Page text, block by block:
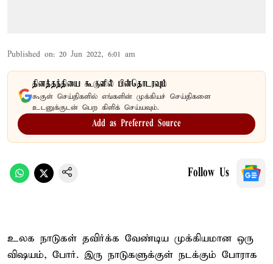
Published on: 20 Jun 2022, 6:01 am
தினத்தந்தியை கூகுளில் பின்தொடரவும்
கூகுள் செய்திகளில் எங்களின் முக்கியச் செய்திகளை
உடனுக்குடன் பெற கிளிக் செய்யவும்.
Add as Preferred Source
Follow Us
உலக நாடுகள் தவிர்க்க வேண்டிய முக்கியமான ஒரு
விஷயம், போர். இரு நாடுகளுக்குள் நடக்கும் போராக